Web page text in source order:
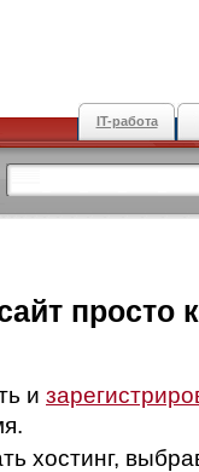
IT-работа
просто
и
хостинг,